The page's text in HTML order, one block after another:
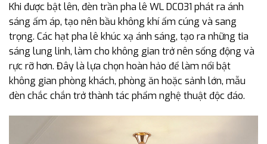
Khi được bật lên, đèn trần pha lê WL DC031 phát ra ánh
sáng ấm áp, tạo nên bầu không khí ấm cúng và sang
trọng. Các hạt pha lê khúc xạ ánh sáng, tạo ra những tia
sáng lung linh, làm cho không gian trở nên sống động và
rực rỡ hơn. Đây là lựa chọn hoàn hảo để làm nổi bật
không gian phòng khách, phòng ăn hoặc sảnh lớn, mẫu
đèn chắc chắn trở thành tác phẩm nghệ thuật độc đáo.